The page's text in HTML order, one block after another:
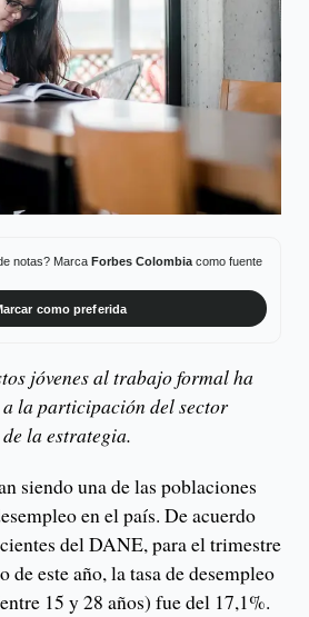
notas? Marca Forbes Colombiacomo fuente
como preferida
jóvenes al trabajo formal ha
la participación del sector
la estrategia.
siendo una de las poblaciones
en el país. De acuerdo
del DANE, para el trimestre
este año, la tasa de desempleo
15 y 28 años) fue del 17,1%.